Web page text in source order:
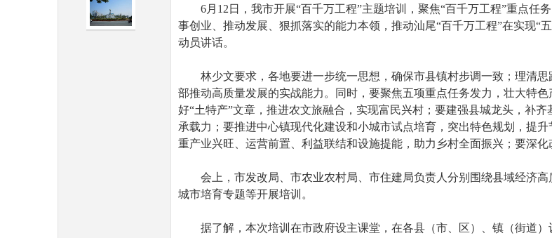
6月12日，我市开展“百千万工程”主题培训，聚焦“百千万工程”重点任
事创业、推动发展、狠抓落实的能力本领，推动汕尾“百千万工程”在实现“
动员讲话。
林少文要求，各地要进一步统一思想，确保市县镇村步调一致；理清思
部推动高质量发展的实战能力。同时，要聚焦五项重点任务发力，壮大特
好“土特产”文章，推进农文旅融合，实现富民兴村；要建强县城龙头，补
承载力；要推进中心镇现代化建设和小城市试点培育，突出特色规划，提
重产业兴旺、运营前置、利益联结和设施提能，助力乡村全面振兴；要深
会上，市发改局、市农业农村局、市住建局负责人分别围绕县域经济高
城市培育专题等开展培训。
据了解，本次培训在市政府设主课堂，在各县（市、区）、镇（街道）